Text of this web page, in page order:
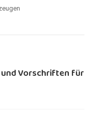
Vorschriften für